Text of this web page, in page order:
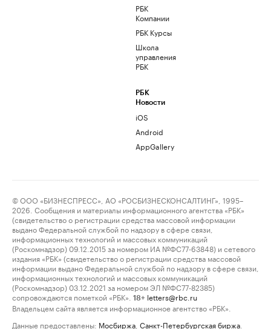
РБК
Компании
РБК Курсы
Школа
управления
РБК
РБК
Новости
iOS
Android
AppGallery
© ООО «БИЗНЕСПРЕСС», АО «РОСБИЗНЕСКОНСАЛТИНГ», 1995–
2026. Сообщения и материалы информационного агентства «РБК»
(свидетельство о регистрации средства массовой информации
выдано Федеральной службой по надзору в сфере связи,
информационных технологий и массовых коммуникаций
(Роскомнадзор) 09.12.2015 за номером ИА №ФС77-63848) и сетевого
издания «РБК» (свидетельство о регистрации средства массовой
информации выдано Федеральной службой по надзору в сфере связи,
информационных технологий и массовых коммуникаций
(Роскомнадзор) 03.12.2021 за номером ЭЛ №ФС77-82385)
сопровождаются пометкой «РБК».
18+ letters@rbc.ru
Владельцем сайта является информационное агентство «РБК».
Данные предоставлены: Мосбиржа Санкт-Петербургская биржа